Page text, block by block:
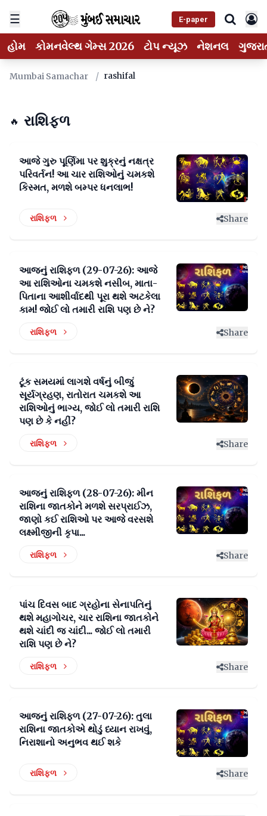
☰ E-paper
હોમ કોમનવેલ્થ ગેમ્સ 2026 ટોપ ન્યૂઝ નેશનલ
Mumbai Samachar / rashifal
🔥 રાશિફળ
આજે ગુરુ પૂર્ણિમા પર શુક્રનું નક્ષત્ર
પરિવર્તન! આ ચાર રાશિઓનું ચમકશે
કિસ્મત, મળશે બમ્પર ધનલાભ!
રાશિફળ Share
આજનું રાશિફળ (29-07-26): આજે
આ રાશિઓના ચમકશે નસીબ, માતા-
પિતાના આશીર્વાદથી પૂરા થશે અટકેલા
કામ! જોઈ લો તમારી રાશિ પણ છે ને?
રાશિફળ Share
ટૂંક સમયમાં લાગશે વર્ષનું બીજું
સૂર્યગ્રહણ, રાતોરાત ચમકશે આ
રાશિઓનું ભાગ્ય, જોઈ લો તમારી રાશિ
પણ છે કે નહીં?
રાશિફળ Share
આજનું રાશિફળ (28-07-26): મીન
રાશિના જાતકોને મળશે સરપ્રાઈઝ,
જાણો કઈ રાશિઓ પર આજે વરસશે
લક્ષ્મીજીની કૃપા...
રાશિફળ Share
પાંચ દિવસ બાદ ગ્રહોના સેનાપતિનું
થશે મહાગોચર, ચાર રાશિના જાતકોને
થશે ચાંદી જ ચાંદી... જોઈ લો તમારી
રાશિ પણ છે ને?
રાશિફળ Share
આજનું રાશિફળ (27-07-26): તુલા
રાશિના જાતકોએ થોડું ધ્યાન રાખવું,
નિરાશાનો અનુભવ થઈ શકે
રાશિફળ Share